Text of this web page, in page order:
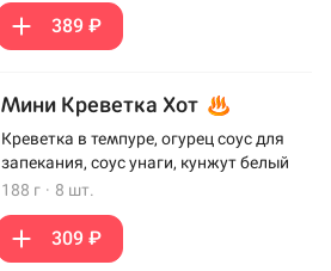
389 ₽
Мини Креветка Хот
Креветка в темпуре, огурец соус для
запекания, соус унаги, кунжут белый
188 г · 8 шт.
309 ₽